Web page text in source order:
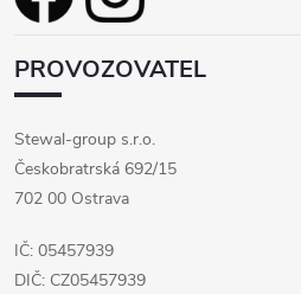
PROVOZOVATEL
Stewal-group s.r.o.
Českobratrská 692/15
702 00 Ostrava
IČ: 05457939
DIČ: CZ05457939